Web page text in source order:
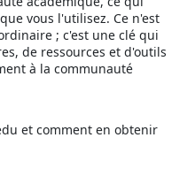
vous l'utilisez. Ce n'est
; c'est une clé qui
de ressources et d'outils
à la communauté
et comment en obtenir